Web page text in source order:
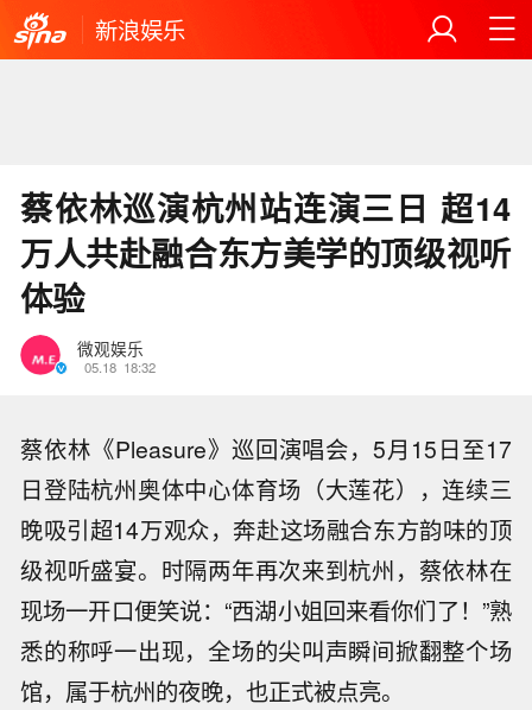
新浪娱乐
蔡依林巡演杭州站连演三日 超14
万人共赴融合东方美学的顶级视听
体验
微观娱乐
05.18 18:32
蔡依林《Pleasure》巡回演唱会，5月15日至17
日登陆杭州奥体中心体育场（大莲花），连续三
晚吸引超14万观众，奔赴这场融合东方韵味的顶
级视听盛宴。时隔两年再次来到杭州，蔡依林在
现场一开口便笑说：“西湖小姐回来看你们了！”熟
悉的称呼一出现，全场的尖叫声瞬间掀翻整个场
馆，属于杭州的夜晚，也正式被点亮。